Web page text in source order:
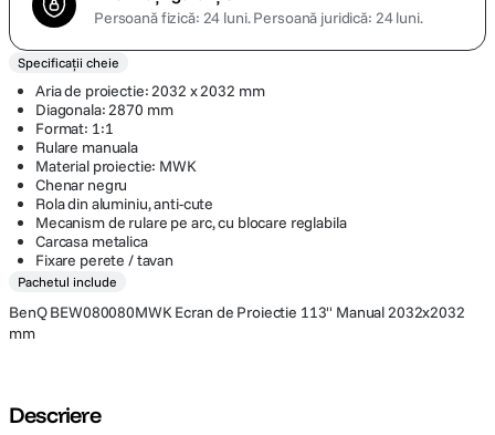
Persoană fizică: 24 luni.Persoană juridică: 24 luni.
Specificații cheie
Aria de proiectie: 2032 x 2032 mm
Diagonala: 2870 mm
Format: 1:1
Rulare manuala
Material proiectie: MWK
Chenar negru
Rola din aluminiu, anti-cute
Mecanism de rulare pe arc, cu blocare reglabila
Carcasa metalica
Fixare perete / tavan
Pachetul include
BenQ BEW080080MWK Ecran de Proiectie 113'' Manual 2032x2032
mm
Descriere